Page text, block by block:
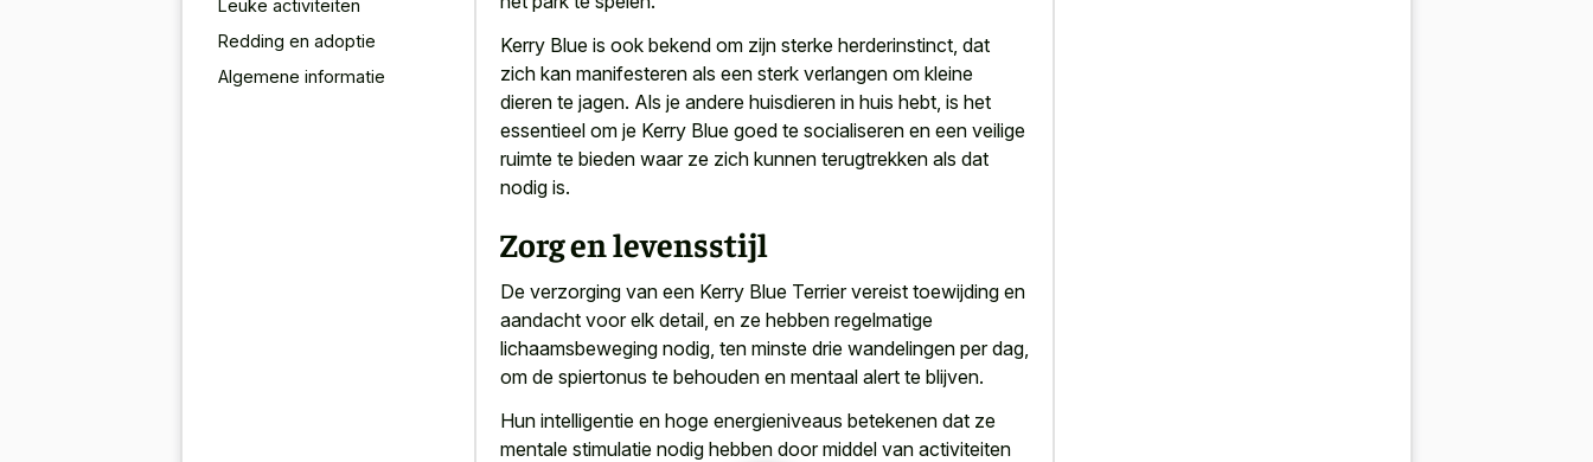
Leuke activiteiten
Redding en adoptie
Algemene informatie
Kerry Blue is ook bekend om zijn sterke herderinstinct, dat
zich kan manifesteren als een sterk verlangen om kleine
dieren te jagen. Als je andere huisdieren in huis hebt, is het
essentieel om je Kerry Blue goed te socialiseren en een veilige
ruimte te bieden waar ze zich kunnen terugtrekken als dat
nodig is.
Zorg en levensstijl
De verzorging van een Kerry Blue Terrier vereist toewijding en
aandacht voor elk detail, en ze hebben regelmatige
lichaamsbeweging nodig, ten minste drie wandelingen per dag,
om de spiertonus te behouden en mentaal alert te blijven.
Hun intelligentie en hoge energieniveaus betekenen dat ze
mentale stimulatie nodig hebben door middel van activiteiten